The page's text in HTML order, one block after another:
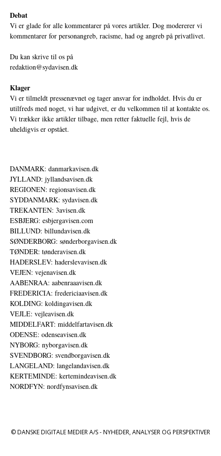
Debat
Vi er glade for alle kommentarer på vores artikler. Dog modererer vi
kommentarer for personangreb, racisme, had og angreb på privatlivet.
Du kan skrive til os på
redaktion@sydavisen.dk
Klager
Vi er tilmeldt pressenævnet og tager ansvar for indholdet. Hvis du er
utilfreds med noget, vi har udgivet, er du velkommen til at kontakte os.
Vi trækker ikke artikler tilbage, men retter faktuelle fejl, hvis de
uheldigvis er opstået.
DANMARK: danmarkavisen.dk
JYLLAND: jyllandsavisen.dk
REGIONEN: regionsavisen.dk
SYDDANMARK: sydavisen.dk
TREKANTEN: 3avisen.dk
ESBJERG: esbjergavisen.com
BILLUND: billundavisen.dk
SØNDERBORG: sønderborgavisen.dk
TØNDER: tønderavisen.dk
HADERSLEV: haderslevavisen.dk
VEJEN: vejenavisen.dk
AABENRAA: aabenraaavisen.dk
FREDERICIA: fredericiaavisen.dk
KOLDING: koldingavisen.dk
VEJLE: vejleavisen.dk
MIDDELFART: middelfartavisen.dk
ODENSE: odenseavisen.dk
NYBORG: nyborgavisen.dk
SVENDBORG: svendborgavisen.dk
LANGELAND: langelandavisen.dk
KERTEMINDE: kertemindeavisen.dk
NORDFYN: nordfynsavisen.dk
© DANSKE DIGITALE MEDIER A/S - NYHEDER, ANALYSER OG PERSPEKTIVER